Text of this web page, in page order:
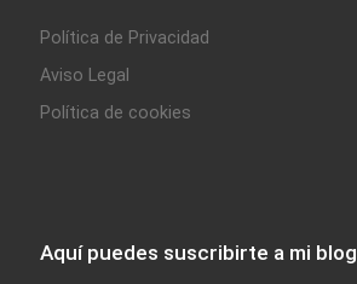
Política de Privacidad
Aviso Legal
Política de cookies
Aquí puedes suscribirte a mi blog